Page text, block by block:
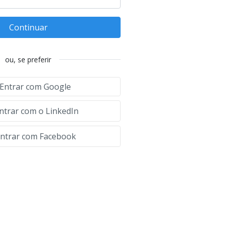
Continuar
ou, se preferir
com Google
com o LinkedIn
com Facebook